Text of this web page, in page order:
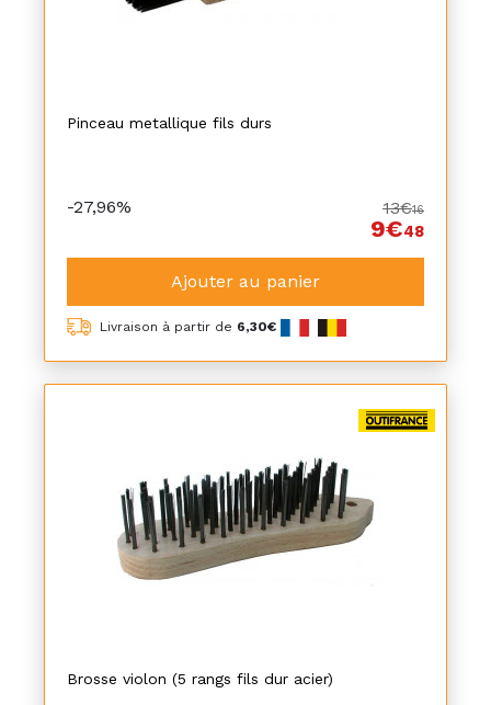
Pinceau metallique fils durs
-27,96% 13€16
9€48
Ajouter au panier
Livraison à partir de 6,30€
Brosse violon (5 rangs fils dur acier)